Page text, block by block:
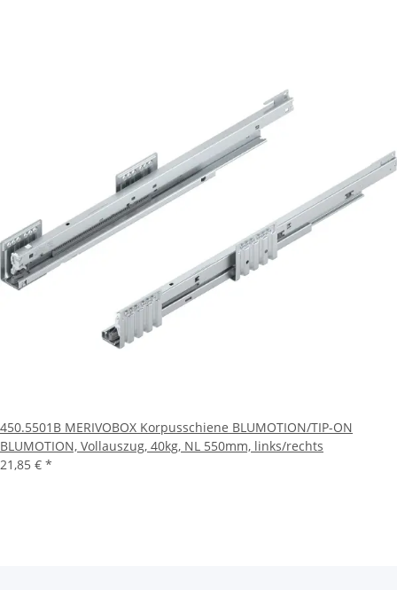
450.5501B MERIVOBOX Korpusschiene BLUMOTION/TIP-ON
BLUMOTION, Vollauszug, 40kg, NL 550mm, links/rechts
21,85 € *